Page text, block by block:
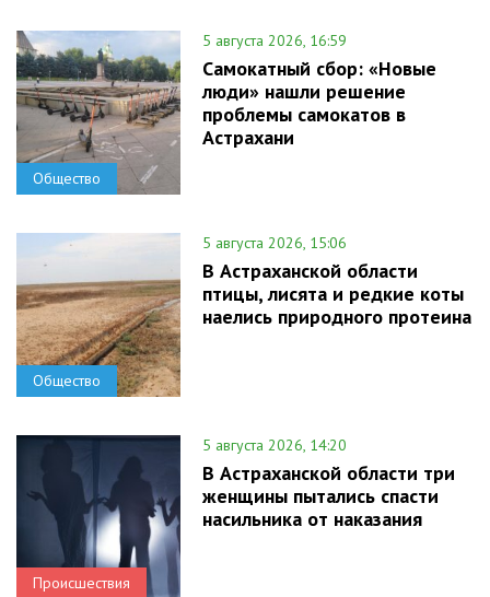
Общество
5 августа 2026, 16:59
Самокатный сбор: «Новые
люди» нашли решение
проблемы самокатов в
Астрахани
Общество
5 августа 2026, 15:06
В Астраханской области
птицы, лисята и редкие коты
наелись природного протеина
Происшествия
5 августа 2026, 14:20
В Астраханской области три
женщины пытались спасти
насильника от наказания